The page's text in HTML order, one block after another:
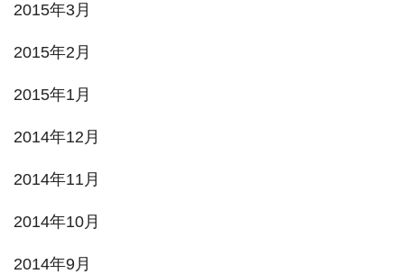
2015年3月
2015年2月
2015年1月
2014年12月
2014年11月
2014年10月
2014年9月